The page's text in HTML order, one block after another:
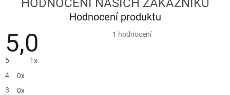
Hodnocení produktu
5,0
Průměrné
1 hodnocení
5
1x
4
0x
3
0x